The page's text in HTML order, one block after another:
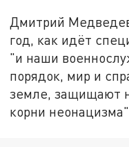
Дмитрий
год, как идёт
"и наши
порядок, мир и
земле, защищают
корни